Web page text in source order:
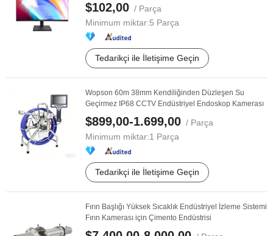
$102,00 / Parça
Minimum miktar:5 Parça
Tedarikçi ile İletişime Geçin
Wopson 60m 38mm Kendiliğinden Düzleşen Su
Geçirmez IP68 CCTV Endüstriyel Endoskop Kamerası
$899,00-1.699,00 / Parça
Minimum miktar:1 Parça
Tedarikçi ile İletişime Geçin
Fırın Başlığı Yüksek Sıcaklık Endüstriyel İzleme Sistemi
Fırın Kamerası için Çimento Endüstrisi